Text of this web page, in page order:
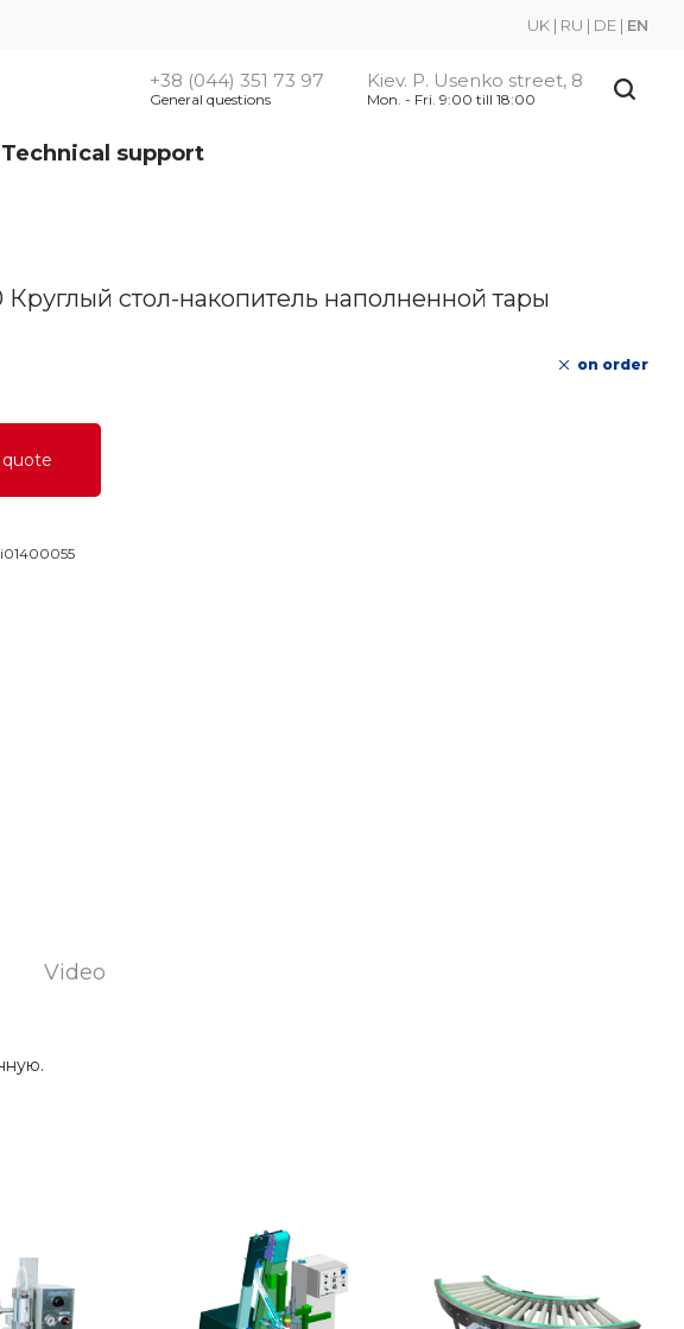
UK | RU | DE | EN
+38 (044) 351 73 97
General questions
Kiev. P. Usenko street, 8
Mon. - Fri. 9:00 till 18:00
Technical support
стол-накопитель наполненной тары
on order
quote
i01400055
Video